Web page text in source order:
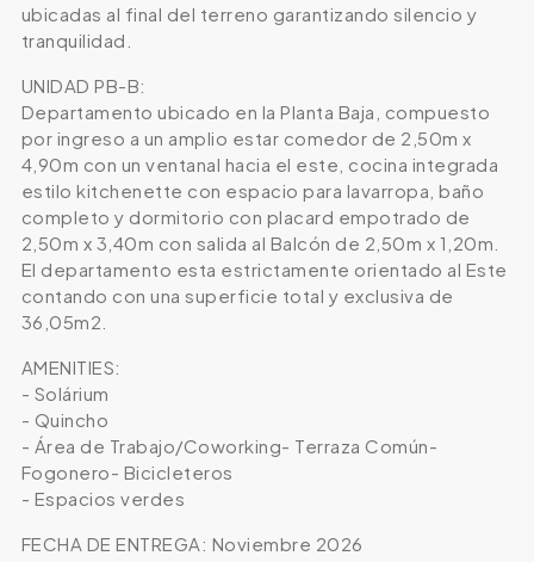
ubicadas al final del terreno garantizando silencio y
tranquilidad.
UNIDAD PB-B:
Departamento ubicado en la Planta Baja, compuesto
por ingreso a un amplio estar comedor de 2,50m x
4,90m con un ventanal hacia el este, cocina integrada
estilo kitchenette con espacio para lavarropa, baño
completo y dormitorio con placard empotrado de
2,50m x 3,40m con salida al Balcón de 2,50m x 1,20m.
El departamento esta estrictamente orientado al Este
contando con una superficie total y exclusiva de
36,05m2.
AMENITIES:
- Solárium
- Quincho
- Área de Trabajo/Coworking- Terraza Común-
Fogonero- Bicicleteros
- Espacios verdes
FECHA DE ENTREGA: Noviembre 2026